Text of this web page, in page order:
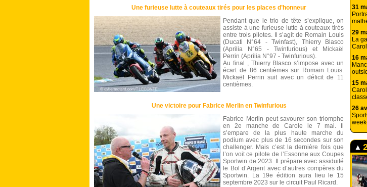
Une furieuse lutte à couteaux tirés pour les places d’honneur
Pendant que le trio de tête s’explique, on
assiste à une furieuse lutte à couteaux tirés
entre trois pilotes. Il s’agit de Romain Louis
(Ducati N°64 - Twinfast), Thierry Blasco
(Aprilia N°65 - Twinfurious) et Mickaël
Perrin (Aprilia N°97 - Twinfurious).
Au final , Thierry Blasco s’impose avec un
écart de 86 centièmes sur Romain Louis.
Mickaël Perrin suit avec un déficit de 11
centièmes.
Une victoire pour Fabrice Merlin en Twinfurious
Fabrice Merlin peut savourer son triomphe
en 2e manche de Carole le 7 mai. Il
s’empare de la plus haute marche du
podium avec plus de 16 secondes sur son
challenger. Mais c’est la dernière fois que
l’on voit ce pilote de l’Essonne aux Coupes
Sportwin de 2023. Il prépare avec assiduité
le Bol d’Argent avec d’autres compères du
Sportwin. La 19e édition aura lieu le 15
septembre 2023 sur le circuit Paul Ricard.
31
29
La
16
15
26